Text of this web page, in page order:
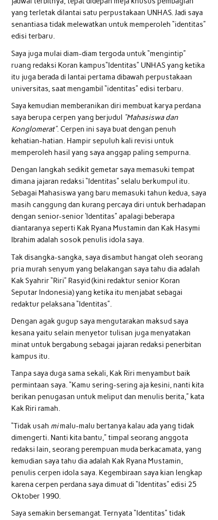
yang terletak dilantai satu perpustakaan UNHAS. Jadi saya
senantiasa tidak melewatkan untuk memperoleh “identitas”
edisi terbaru.
Saya juga mulai diam-diam tergoda untuk “mengintip”
ruang redaksi Koran kampus“Identitas” UNHAS yang ketika
itu juga berada di lantai pertama dibawah perpustakaan
universitas, saat mengambil “identitas” edisi terbaru.
Saya kemudian memberanikan diri membuat karya perdana
saya berupa cerpen yang berjudul “Mahasiswa dan
Konglomerat”. Cerpen ini saya buat dengan penuh
kehatian-hatian. Hampir sepuluh kali revisi untuk
memperoleh hasil yang saya anggap paling sempurna.
Dengan langkah sedikit gemetar saya memasuki tempat
dimana jajaran redaksi “Identitas” selalu berkumpul itu.
Sebagai Mahasiswa yang baru memasuki tahun kedua, saya
masih canggung dan kurang percaya diri untuk berhadapan
dengan senior-senior ‘Identitas” apalagi beberapa
diantaranya seperti Kak Ryana Mustamin dan Kak Hasymi
Ibrahim adalah sosok penulis idola saya.
Tak disangka-sangka, saya disambut hangat oleh seorang
pria murah senyum yang belakangan saya tahu dia adalah
Kak Syahrir “Riri” Rasyid (kini redaktur senior Koran
Seputar Indonesia) yang ketika itu menjabat sebagai
redaktur pelaksana “Identitas”.
Dengan agak gugup saya mengutarakan maksud saya
kesana yaitu selain menyetor tulisan juga menyatakan
minat untuk bergabung sebagai jajaran redaksi penerbitan
kampus itu.
Tanpa saya duga sama sekali, Kak Riri menyambut baik
permintaan saya. “Kamu sering-sering aja kesini, nanti kita
berikan penugasan untuk meliput dan menulis berita,” kata
Kak Riri ramah.
“Tidak usah mimalu-malu bertanya kalau ada yang tidak
dimengerti. Nanti kita bantu,” timpal seorang anggota
redaksi lain, seorang perempuan muda berkacamata, yang
kemudian saya tahu dia adalah Kak Ryana Mustamin,
penulis cerpen idola saya. Kegembiraan saya kian lengkap
karena cerpen perdana saya dimuat di “Identitas” edisi 25
Oktober 1990.
Saya semakin bersemangat. Ternyata “Identitas” tidak